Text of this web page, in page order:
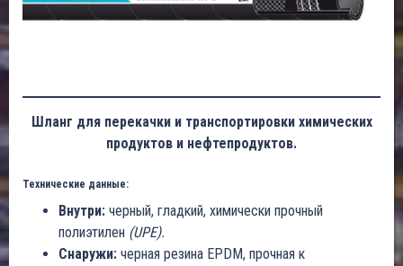
Шланг для перекачки и транспортировки химических
продуктов и нефтепродуктов.
Технические данные:
Внутри: черный, гладкий, химически прочный
полиэтилен (UPE).
Снаружи: черная резина EPDM, прочная к